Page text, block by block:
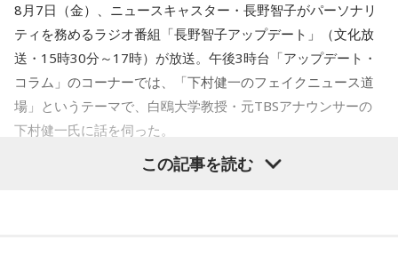
ら“嘘SOS”。『こんな被害に遭いました、助けてー！』ってい
うけど実は無いじゃんっていうやつ。それから“嘘寄付”」
長野「あー！これも今、問題になってます」
下村「ね。これはもうストレートに『これでお金集めちゃお
う』っていうやつ。それから“嘘犯罪”。『こういう犯罪が起き
8月7日（金）、ニュースキャスター・長野智子がパーソナリ
ティを務めるラジオ番組「長野智子アップデート」（文化放
送・15時30分～17時）が放送。午後3時台「アップデート・
コラム」のコーナーでは、「下村健一のフェイクニュース道
場」というテーマで、白鴎大学教授・元TBSアナウンサーの
下村健一氏に話を伺った。
「今回は、先週発生した熊本地震関連(のフェイクニ
この記事を読む